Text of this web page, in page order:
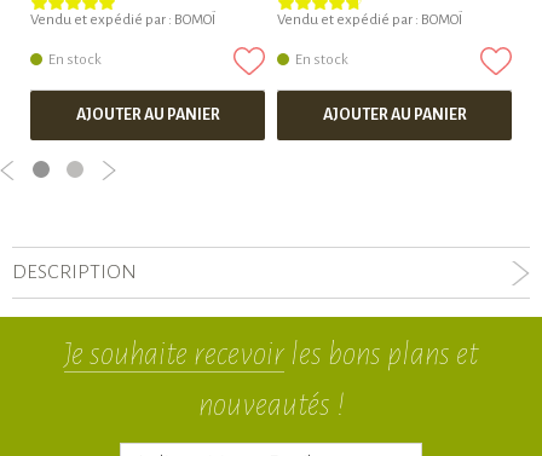
Vendu et expédié par : BOMOÏ
En stock
AJOUTER AU PANIER
Vendu et expédié par : BOMOÏ
En stock
AJOUTER AU PANIER
DESCRIPTION
Je souhaite recevoirles bons plans et
nouveautés !